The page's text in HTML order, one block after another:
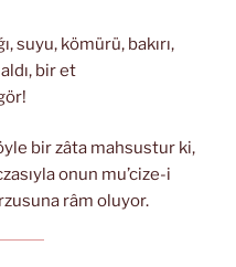
suyu, kömürü, bakırı,
bir et
bir zâta mahsustur ki,
onun mu’cize-i
râm oluyor.